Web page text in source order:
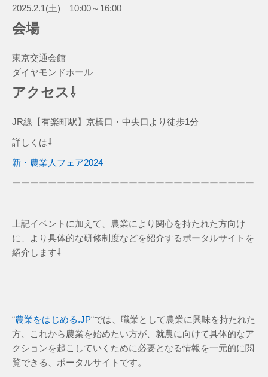
2025.2.1(土) 10:00～16:00
会場
東京交通会館
ダイヤモンドホール
アクセス⇩
JR線【有楽町駅】京橋口・中央口より徒歩1分
詳しくは⇩
新・農業人フェア2024
ーーーーーーーーーーーーーーーーーーーーーーーーーーー
上記イベントに加えて、農業により関心を持たれた方向け
に、より具体的な研修制度などを紹介するポータルサイトを
紹介します⇩
“農業をはじめる.JP“では、職業として農業に興味を持たれた
方、これから農業を始めたい方が、就農に向けて具体的なア
クションを起こしていくために必要となる情報を一元的に閲
覧できる、ポータルサイトです。​